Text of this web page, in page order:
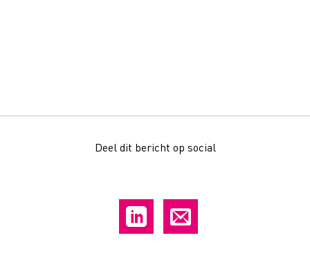
Deel dit bericht op social